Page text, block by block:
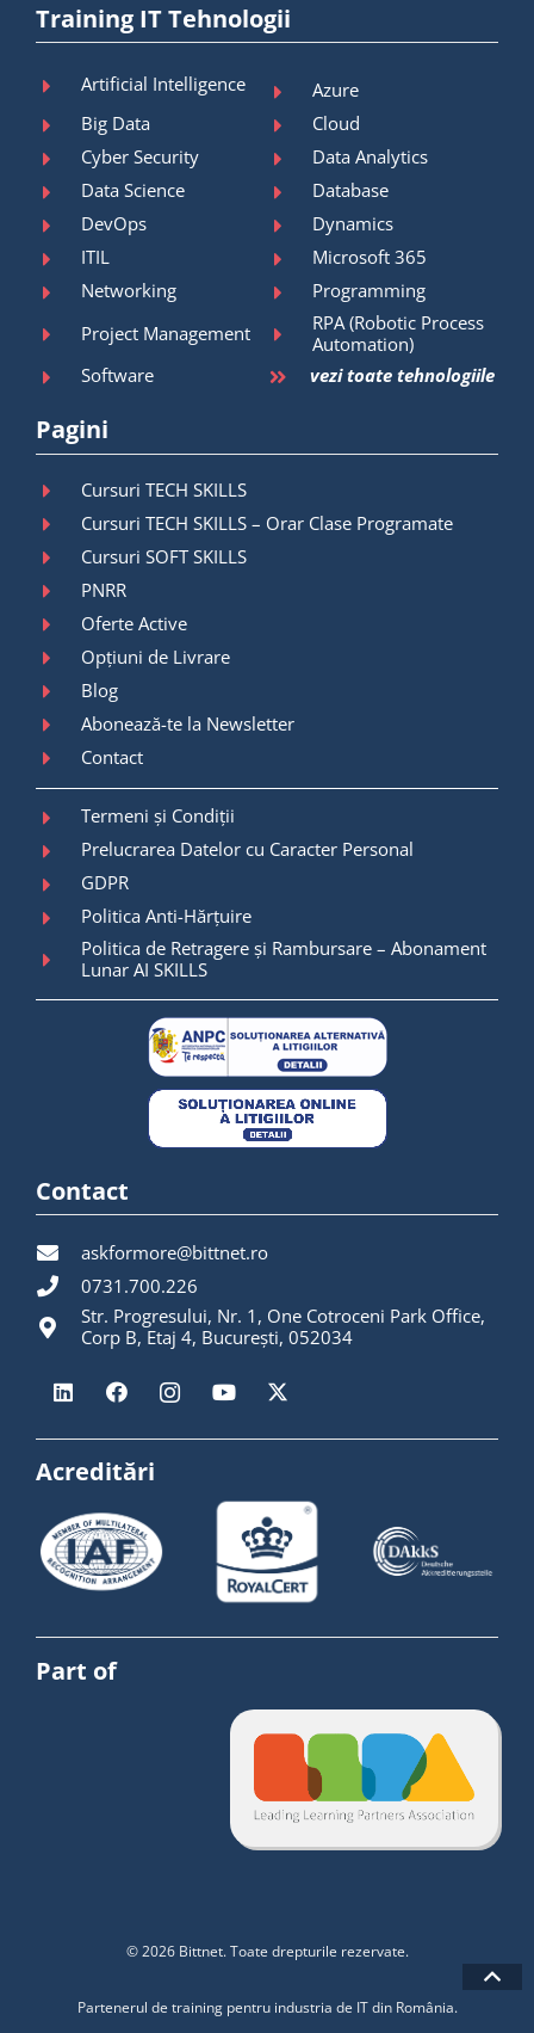
Training IT Tehnologii
Artificial Intelligence
Azure
Big Data
Cloud
Cyber Security
Data Analytics
Data Science
Database
DevOps
Dynamics
ITIL
Microsoft 365
Networking
Programming
Project Management
RPA (Robotic Process
Automation)
Software
vezi toate tehnologiile
Pagini
Cursuri TECH SKILLS
Cursuri TECH SKILLS – Orar Clase Programate
Cursuri SOFT SKILLS
PNRR
Oferte Active
Opțiuni de Livrare
Blog
Abonează-te la Newsletter
Contact
Termeni și Condiții
Prelucrarea Datelor cu Caracter Personal
GDPR
Politica Anti-Hărțuire
Politica de Retragere și Rambursare – Abonament
Lunar AI SKILLS
Contact
askformore@bittnet.ro
0731.700.226
Str. Progresului, Nr. 1, One Cotroceni Park Office,
Corp B, Etaj 4, București, 052034
Acreditări
Part of
© 2026 Bittnet. Toate drepturile rezervate.
Partenerul de training pentru industria de IT din România.